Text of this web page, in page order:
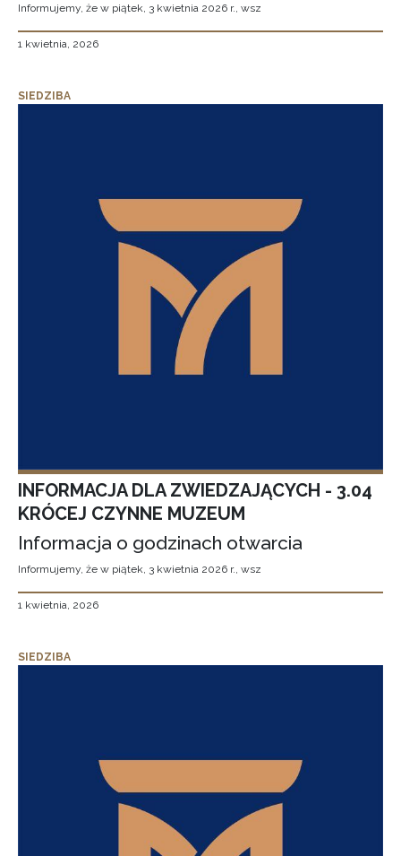
Informujemy, że w piątek, 3 kwietnia 2026 r., wsz
1 kwietnia, 2026
SIEDZIBA
INFORMACJA DLA ZWIEDZAJĄCYCH - 3.04
KRÓCEJ CZYNNE MUZEUM
Informacja o godzinach otwarcia
Informujemy, że w piątek, 3 kwietnia 2026 r., wsz
1 kwietnia, 2026
SIEDZIBA